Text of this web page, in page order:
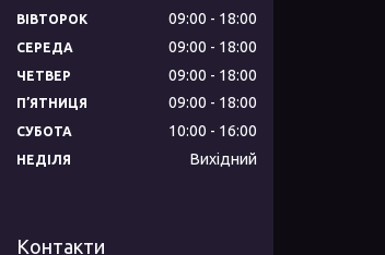
ВІВТОРОК 09:00 18:00
СЕРЕДА 09:00 18:00
ЧЕТВЕР 09:00 18:00
ПʼЯТНИЦЯ 09:00 18:00
СУБОТА 10:00 16:00
НЕДІЛЯ Вихідний
Контакти